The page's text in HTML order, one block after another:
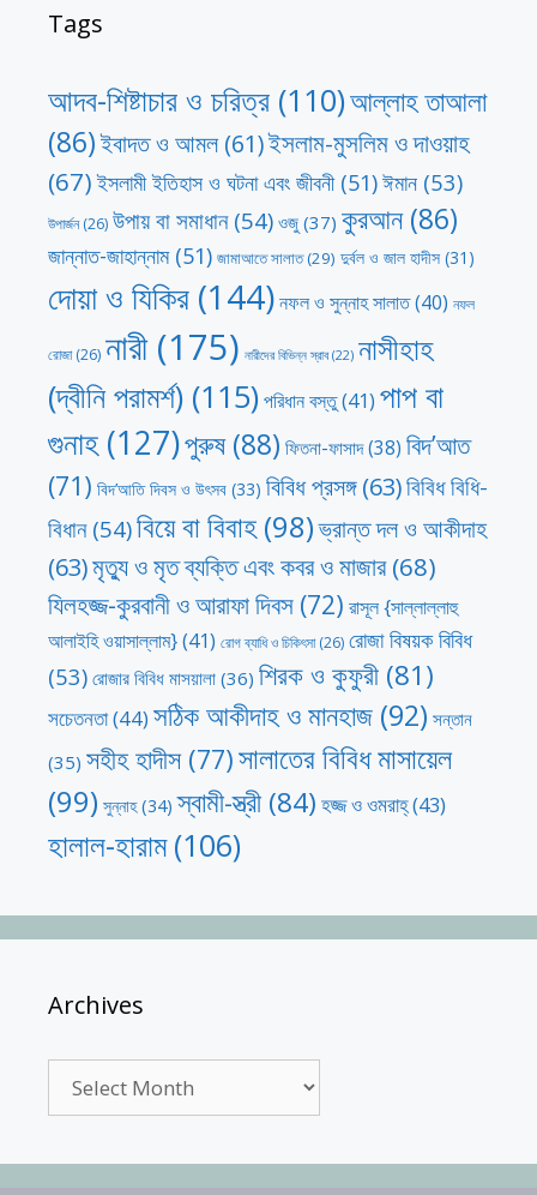
Tags
আদব-শিষ্টাচার ও চরিত্র (110)আল্লাহ তাআলা
(86)ইবাদত ও আমল(61)ইসলাম-মুসলিম ও দাওয়াহ
(67) ইসলামী ইতিহাস ও ঘটনা এবং জীবনী(51)ঈমান (53)
উপার্জন(26) উপায় বা সমাধান(54) ওজু (37) কুরআন(86)
জান্নাত-জাহান্নাম(51) জামাআতে সালাত(29) দুর্বল ও জাল হাদীস (31)
দোয়া ও যিকির (144)নফল ও সুন্নাহ সালাত(40) নফল
রোজা(26) নারী(175) নারীদের বিভিন্ন স্রাব(22) নাসীহাহ
(দ্বীনি পরামর্শ) (115)পরিধান বস্তু(41) পাপ বা
গুনাহ(127)পুরুষ(88) ফিতনা-ফাসাদ(38) বিদ’আত
(71) বিদ’আতি দিবস ও উৎসব (33) বিবিধ প্রসঙ্গ(63)বিবিধ বিধি-
বিধান(54)বিয়ে বা বিবাহ (98)ভ্রান্ত দল ও আকীদাহ
(63)মৃত্যু ও মৃত ব্যক্তি এবং কবর ও মাজার(68)
যিলহজ্জ-কুরবানী ও আরাফা দিবস (72) রাসূল {সাল্লাল্লাহু
আলাইহি ওয়াসাল্লাম}(41) রোগ ব্যাধি ও চিকিৎসা(26) রোজা বিষয়ক বিবিধ
(53) রোজার বিবিধ মাসয়ালা (36) শিরক ও কুফুরী (81)
সচেতনতা(44) সঠিক আকীদাহ ও মানহাজ (92) সন্তান
(35) সহীহ হাদীস(77)সালাতের বিবিধ মাসায়েল
(99) সুন্নাহ(34) স্বামী-স্ত্রী(84) হজ্জ ও ওমরাহ্‌(43)
হালাল-হারাম(106)
Archives